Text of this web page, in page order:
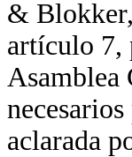
& Blokker,
artículo 7,
Asamblea
aclarada